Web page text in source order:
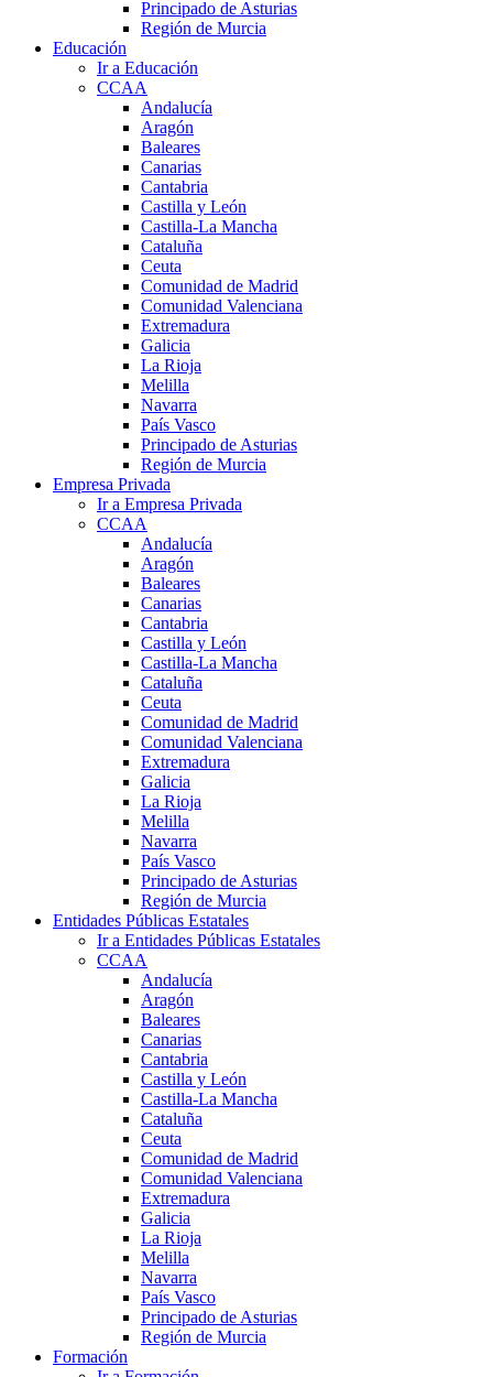
Principado de Asturias
Región de Murcia
Educación
Ir a Educación
CCAA
Andalucía
Aragón
Baleares
Canarias
Cantabria
Castilla y León
Castilla-La Mancha
Cataluña
Ceuta
Comunidad de Madrid
Comunidad Valenciana
Extremadura
Galicia
La Rioja
Melilla
Navarra
País Vasco
Principado de Asturias
Región de Murcia
Empresa Privada
Ir a Empresa Privada
CCAA
Andalucía
Aragón
Baleares
Canarias
Cantabria
Castilla y León
Castilla-La Mancha
Cataluña
Ceuta
Comunidad de Madrid
Comunidad Valenciana
Extremadura
Galicia
La Rioja
Melilla
Navarra
País Vasco
Principado de Asturias
Región de Murcia
Entidades Públicas Estatales
Ir a Entidades Públicas Estatales
CCAA
Andalucía
Aragón
Baleares
Canarias
Cantabria
Castilla y León
Castilla-La Mancha
Cataluña
Ceuta
Comunidad de Madrid
Comunidad Valenciana
Extremadura
Galicia
La Rioja
Melilla
Navarra
País Vasco
Principado de Asturias
Región de Murcia
Formación